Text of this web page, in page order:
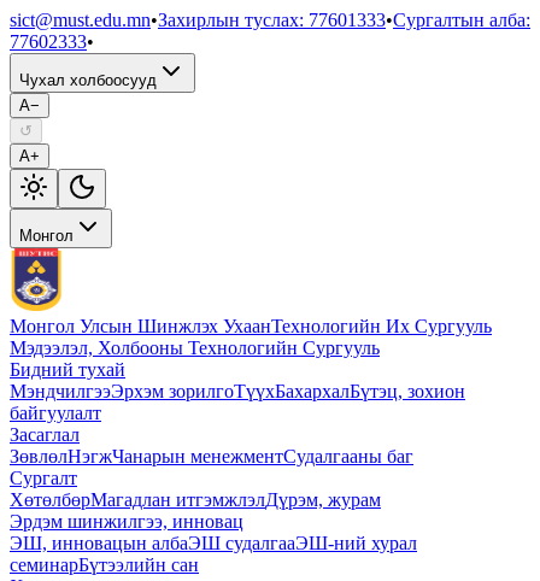
sict@must.edu.mn•Захирлын туслах: 77601333•Сургалтын алба:
77602333•
Чухал холбоосууд
A−
↺
A+
Монгол
Монгол Улсын Шинжлэх УхаанТехнологийн Их Сургууль
Мэдээлэл, Холбооны Технологийн Сургууль
Бидний тухай
МэндчилгээЭрхэм зорилгоТүүхБахархалБүтэц, зохион
байгуулалт
Засаглал
ЗөвлөлНэгжЧанарын менежментСудалгааны баг
Сургалт
ХөтөлбөрМагадлан итгэмжлэлДүрэм, журам
Эрдэм шинжилгээ, инновац
ЭШ, инновацын албаЭШ судалгааЭШ-ний хурал
семинарБүтээлийн сан